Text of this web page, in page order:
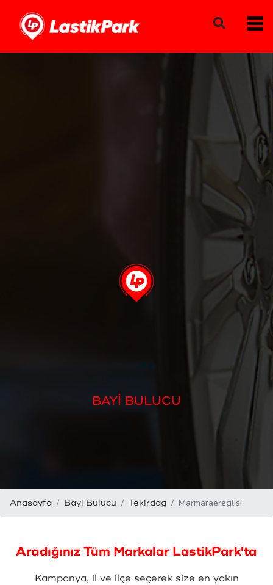
BAYİ BULUCU
Anasayfa Bayi Bulucu Tekirdag Marmaraereglisi
Aradığınız Tüm Markalar LastikPark'ta
Kampanya, il ve ilçe seçerek size en yakın